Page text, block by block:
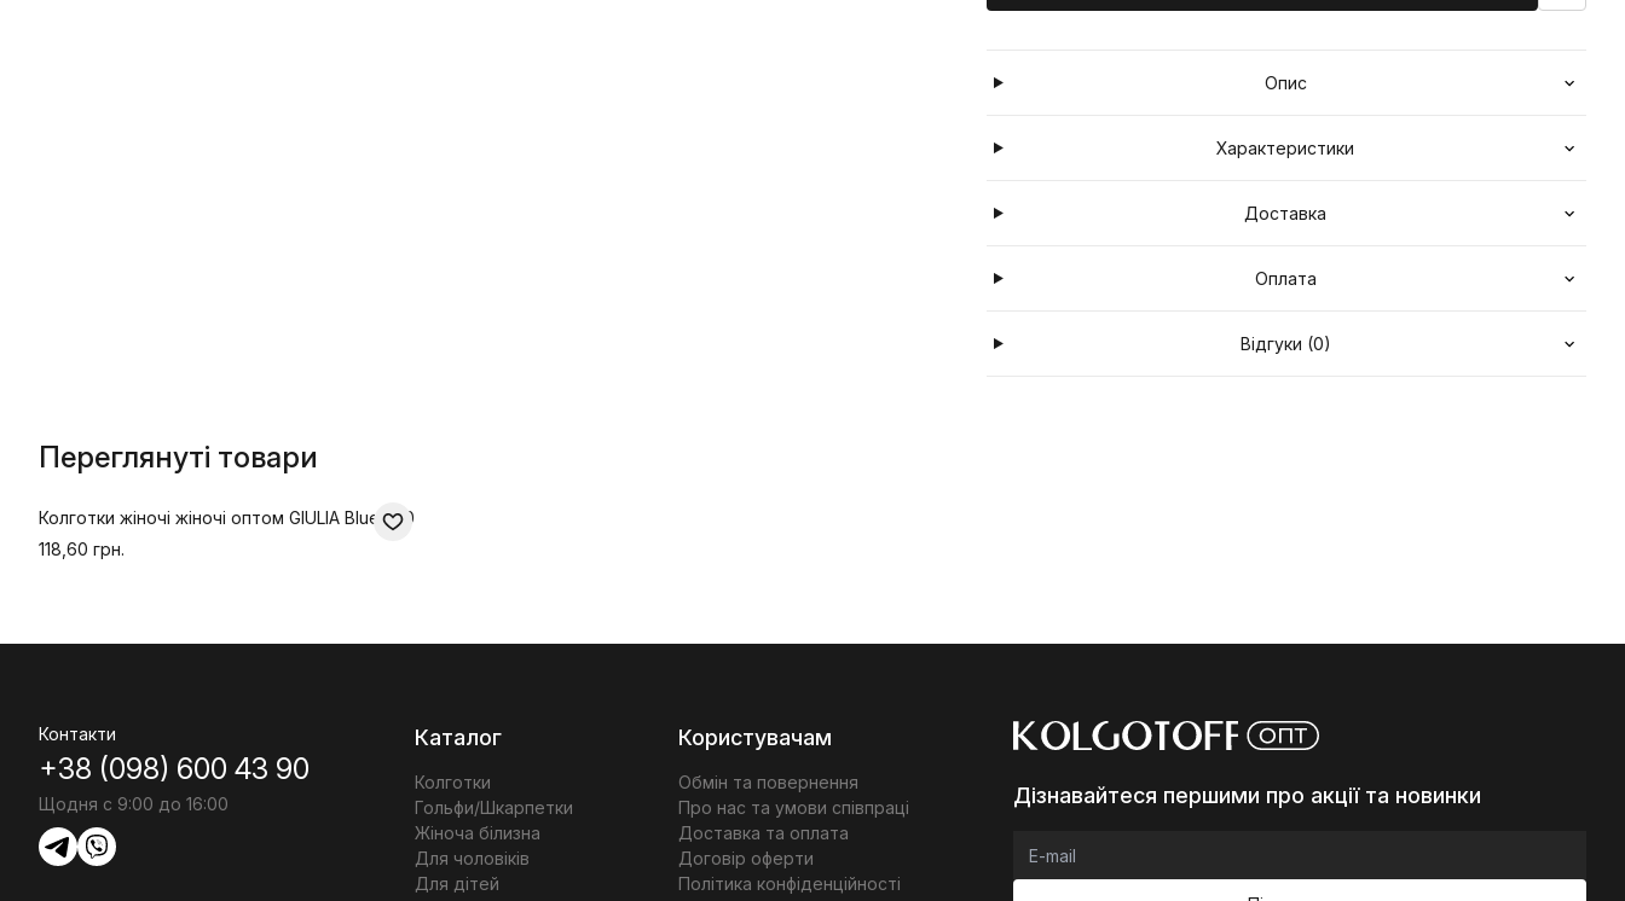
Опис
Характеристики
Доставка
Оплата
Відгуки (0)
Переглянуті товари
Колготки жіночі жіночі оптом GIULIA Blues 70
118,60 грн.
Контакти
+38 (098) 600 43 90
Щодня с 9:00 до 16:00
Каталог
Колготки
Гольфи/Шкарпетки
Жіноча білизна
Для чоловіків
Для дітей
Користувачам
Обмін та повернення
Про нас та умови співпраці
Доставка та оплата
Договір оферти
Політика конфіденційності
Дізнавайтеся першими про акції та новинки